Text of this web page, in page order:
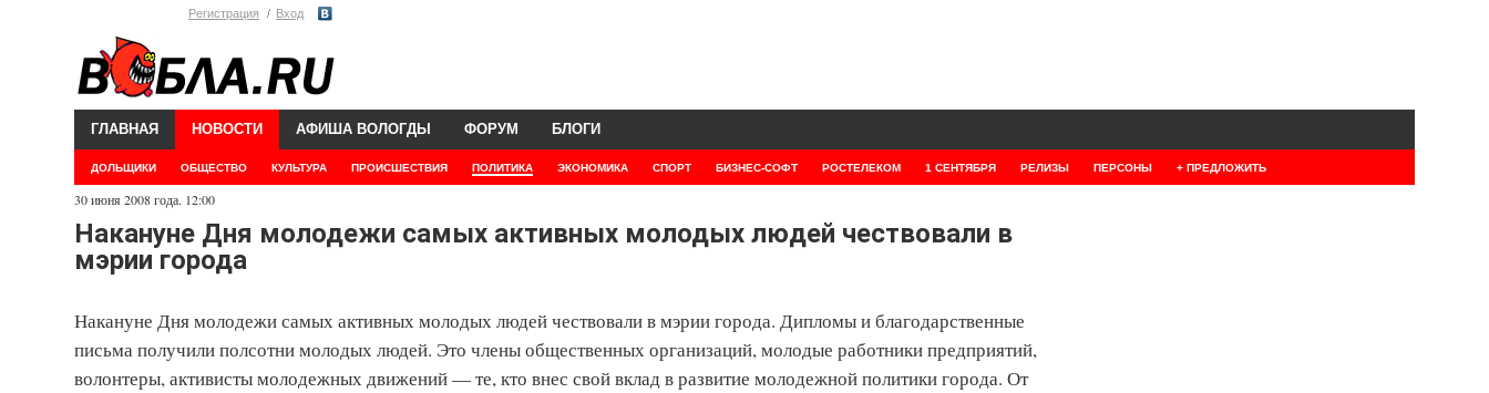
Регистрация Вход
ГЛАВНАЯ НОВОСТИ
ДОЛЬЩИКИ ОБЩЕСТВО КУЛЬТУРА ПРОИСШЕСТВИЯ ПОЛИТИКА ЭКОНОМИКА СПОРТ БИЗНЕС-СОФТ РОСТЕЛЕКОМ 1 СЕНТЯБРЯ РЕЛИЗЫ ПЕРСОНЫ + ПРЕДЛОЖИТЬ
АФИША ВОЛОГДЫ ФОРУМ БЛОГИ
30 июня 2008 года. 12:00
Накануне Дня молодежи самых активных молодых людей чествовали в
мэрии города
Накануне Дня молодежи самых активных молодых людей чествовали в мэрии города. Дипломы и благодарственные
письма получили полсотни молодых людей. Это члены общественных организаций, молодые работники предприятий,
волонтеры, активисты молодежных движений — те, кто внес свой вклад в развитие молодежной политики города. От